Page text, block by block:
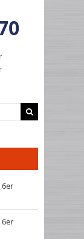
6er
6er